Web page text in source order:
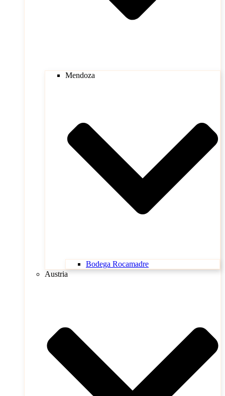
Mendoza
Bodega Rocamadre
Austria